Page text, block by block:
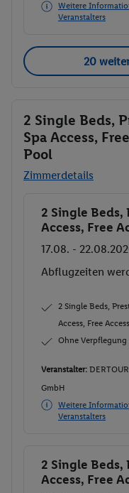
Weitere
Veranstalters
20
2 Single Beds,
Spa Access,
Pool
Zimmerdetails
Buchen
2 Single Beds,
Access, Free
17.08. -
Abflugzeiten
2 Single Beds,
Access, Free
Ohne Verpflegung
Veranstalter:
GmbH
Weitere
Veranstalters
Buchen
2 Single Beds,
Access, Free